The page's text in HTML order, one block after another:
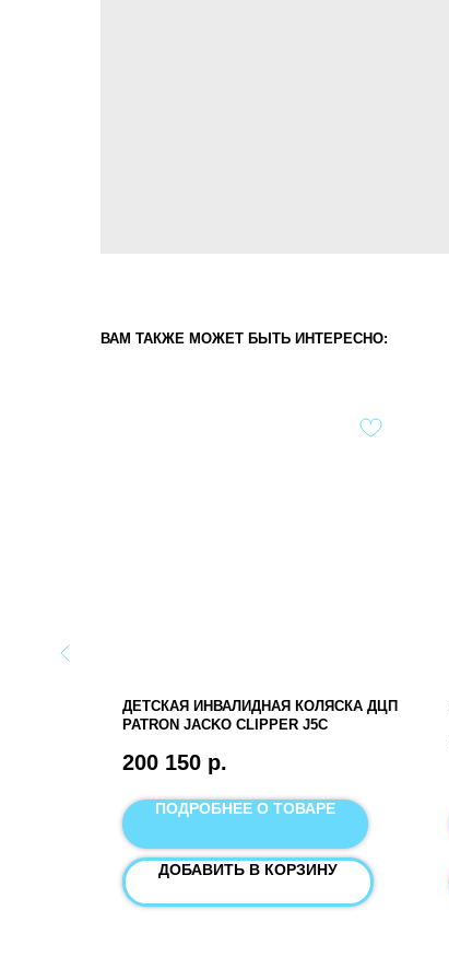
ВАМ ТАКЖЕ МОЖЕТ БЫТЬ ИНТЕРЕСНО:
ДЕТСКАЯ ИНВАЛИДНАЯ КОЛЯСКА ДЦП
PATRON JACKO CLIPPER J5C
200 150 р.
ПОДРОБНЕЕ О ТОВАРЕ
ДОБАВИТЬ В КОРЗИНУ